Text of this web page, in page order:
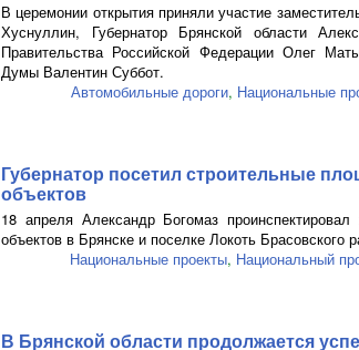
В церемонии открытия приняли участие
Хуснуллин, Губернатор Брянской области
Правительства Российской Федерации Олег
Думы Валентин Суббот.
Автомобильные дороги, Национальные
Губернатор посетил строительные
объектов
18 апреля Александр Богомаз
объектов в Брянске и поселке Локоть Брасовского
Национальные проекты, Национальный
В Брянской области продолжается